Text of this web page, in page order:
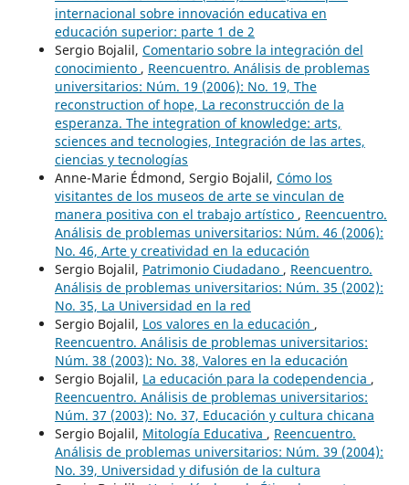
internacional sobre innovación educativa en
educación superior: parte 1 de 2
Sergio Bojalil, Comentario sobre la integración del
conocimiento , Reencuentro. Análisis de problemas
universitarios: Núm. 19 (2006): No. 19, The
reconstruction of hope, La reconstrucción de la
esperanza. The integration of knowledge: arts,
sciences and tecnologies, Integración de las artes,
ciencias y tecnologías
Anne-Marie Édmond, Sergio Bojalil, Cómo los
visitantes de los museos de arte se vinculan de
manera positiva con el trabajo artístico , Reencuentro.
Análisis de problemas universitarios: Núm. 46 (2006):
No. 46, Arte y creatividad en la educación
Sergio Bojalil, Patrimonio Ciudadano , Reencuentro.
Análisis de problemas universitarios: Núm. 35 (2002):
No. 35, La Universidad en la red
Sergio Bojalil, Los valores en la educación ,
Reencuentro. Análisis de problemas universitarios:
Núm. 38 (2003): No. 38, Valores en la educación
Sergio Bojalil, La educación para la codependencia ,
Reencuentro. Análisis de problemas universitarios:
Núm. 37 (2003): No. 37, Educación y cultura chicana
Sergio Bojalil, Mitología Educativa , Reencuentro.
Análisis de problemas universitarios: Núm. 39 (2004):
No. 39, Universidad y difusión de la cultura